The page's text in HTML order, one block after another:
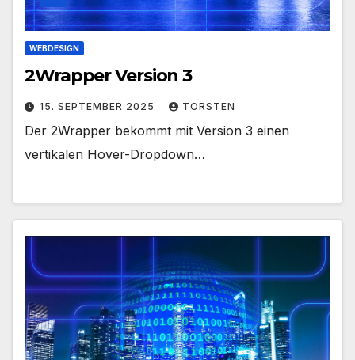
WEBDESIGN
2Wrapper Version 3
15. SEPTEMBER 2025 TORSTEN
Der 2Wrapper bekommt mit Version 3 einen
vertikalen Hover-Dropdown…